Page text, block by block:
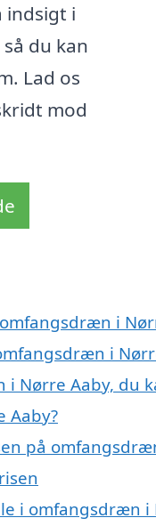
indsigt i
du kan
Lad os
mod
i
i
Nørre Aaby, du
Aaby?
på
i omfangsdræn